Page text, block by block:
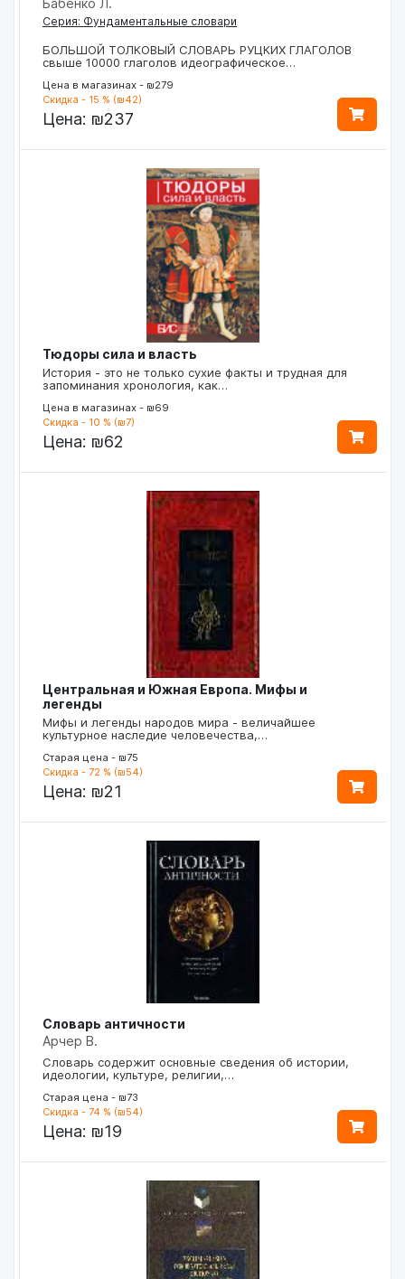
Бабенко Л.
Серия: Фундаментальные словари
БОЛЬШОЙ ТОЛКОВЫЙ СЛОВАРЬ РУЦКИХ ГЛАГОЛОВ
свыше 10000 глаголов идеографическое…
Цена в магазинах - ₪279
Скидка - 15 % (₪42)
Цена: ₪237
Тюдоры сила и власть
История - это не только сухие факты и трудная для
запоминания хронология, как…
Цена в магазинах - ₪69
Скидка - 10 % (₪7)
Цена: ₪62
Центральная и Южная Европа. Мифы и
легенды
Мифы и легенды народов мира - величайшее
культурное наследие человечества,…
Старая цена - ₪75
Скидка - 72 % (₪54)
Цена: ₪21
Словарь античности
Арчер В.
Словарь содержит основные сведения об истории,
идеологии, культуре, религии,…
Старая цена - ₪73
Скидка - 74 % (₪54)
Цена: ₪19